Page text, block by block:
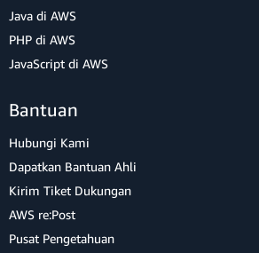
Java di AWS
PHP di AWS
JavaScript di AWS
Bantuan
Hubungi Kami
Dapatkan Bantuan Ahli
Kirim Tiket Dukungan
AWS re:Post
Pusat Pengetahuan